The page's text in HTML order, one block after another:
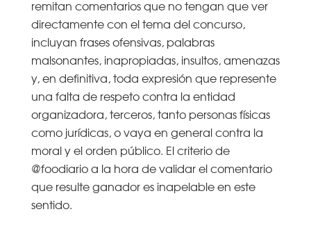
remitan comentarios que no tengan que ver
directamente con el tema del concurso,
incluyan frases ofensivas, palabras
malsonantes, inapropiadas, insultos, amenazas
y, en definitiva, toda expresión que represente
una falta de respeto contra la entidad
organizadora, terceros, tanto personas físicas
como jurídicas, o vaya en general contra la
moral y el orden público. El criterio de
@foodiario a la hora de validar el comentario
que resulte ganador es inapelable en este
sentido.